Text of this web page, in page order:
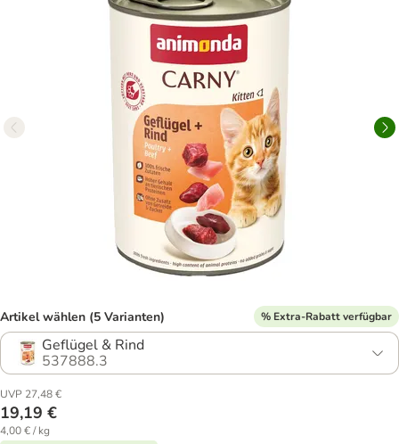
Artikel wählen (5 Varianten) % Extra-Rabatt verfügbar
Geflügel & Rind
537888.3
UVP 27,48 €
19,19 €
4,00 € / kg